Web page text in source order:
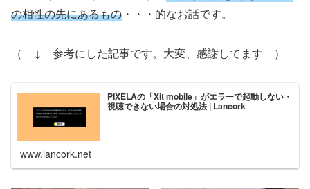
の相性の先にあるもの ・・・的なお話です。
（ ↓ 参考にした記事です。大変、感謝してます ）
PIXELAの「Xit mobile」がエラーで起動しない・
視聴できない場合の対処法 | Lancork
www.lancork.net